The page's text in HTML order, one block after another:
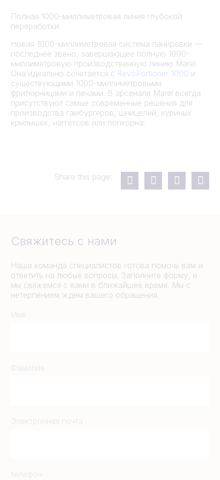
Полная 1000-миллиметровая линия глубокой
переработки
Новая 1000-миллиметровая система панировки —
последнее звено, завершающее полную 1000-
миллиметровую производственную линию Marel.
Она идеально сочетается с RevoPortioner 1000 и
существующими 1000-миллиметровыми
фритюрницами и печами. В арсенале Marel всегда
присутствуют самые современные решения для
производства гамбургеров, шницелей, куриных
крылышек, наггетсов или попкорна.
Share this page:
Свяжитесь с нами
Наша команда специалистов готова помочь вам и
ответить на любые вопросы. Заполните форму, и
мы свяжемся с вами в ближайшее время. Мы с
нетерпением ждем вашего обращения.
Имя
Фамилия
Электронная почта
телефон